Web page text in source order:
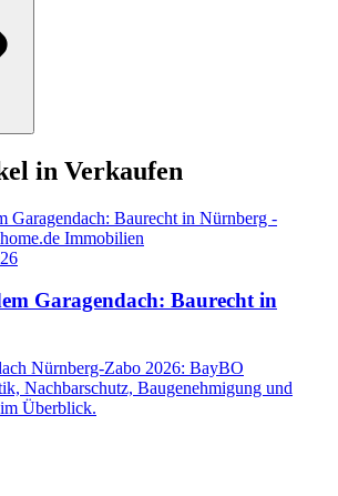
in Verkaufen
Garagendach: Baurecht in
Nürnberg-Zabo 2026: BayBO
Nachbarschutz, Baugenehmigung und
Überblick.